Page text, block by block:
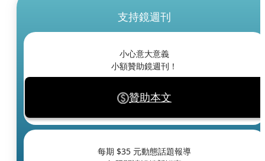
支持鏡週刊
小心意大意義
小額贊助鏡週刊！
贊助本文
每期 $35 元動態話題報導